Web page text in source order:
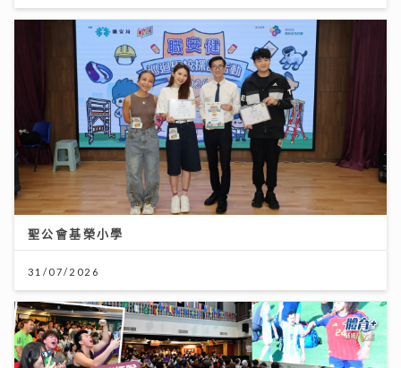
聖公會基榮小學
31/07/2026